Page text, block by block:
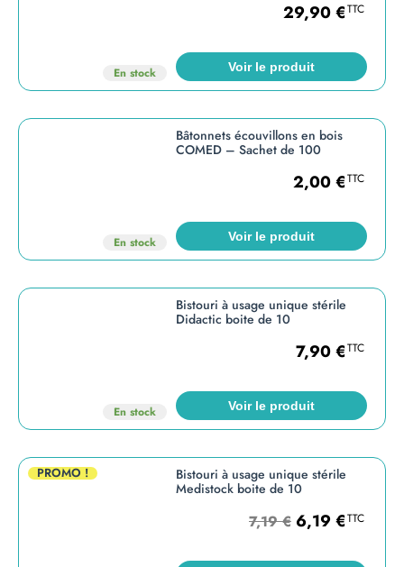
En stock
29,90€TTC
Voir le produit
En stock
Bâtonnets écouvillons en bois
COMED – Sachet de 100
2,00€TTC
Voir le produit
En stock
Bistouri à usage unique stérile
Didactic boite de 10
7,90€TTC
Voir le produit
PROMO !
Bistouri à usage unique stérile
Medistock boite de 10
7,19€ 6,19€TTC